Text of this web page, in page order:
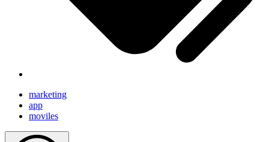
marketing
app
moviles